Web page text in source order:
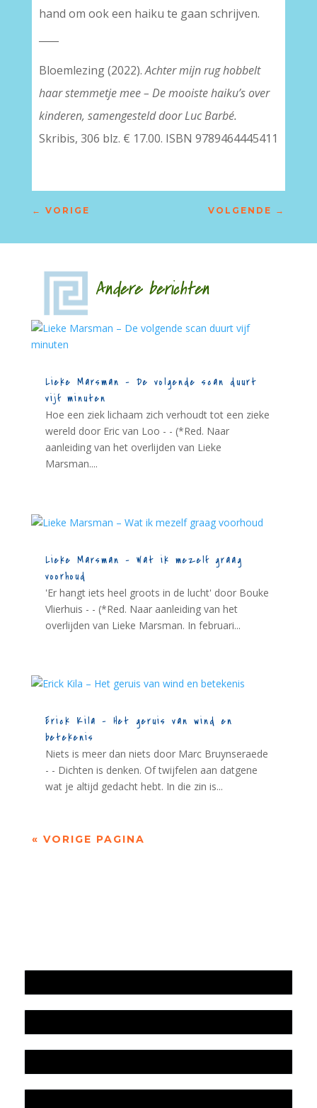
hand om ook een haiku te gaan schrijven.
Bloemlezing (2022).Achter mijn rug hobbelt
haar stemmetje mee – De mooiste haiku’s over
kinderen, samengesteld door Luc Barbé.
Skribis, 306 blz. € 17.00. ISBN 9789464445411
← VORIGE VOLGENDE →
Andere berichten
Lieke Marsman – De volgende scan duurt
vijf minuten
Hoe een ziek lichaam zich verhoudt tot een zieke
wereld door Eric van Loo - - (*Red. Naar
aanleiding van het overlijden van Lieke
Marsman....
Lieke Marsman – Wat ik mezelf graag
voorhoud
'Er hangt iets heel groots in de lucht' door Bouke
Vlierhuis - - (*Red. Naar aanleiding van het
overlijden van Lieke Marsman. In februari...
Erick Kila – Het geruis van wind en
betekenis
Niets is meer dan niets door Marc Bruynseraede
- - Dichten is denken. Of twijfelen aan datgene
wat je altijd gedacht hebt. In die zin is...
« VORIGE PAGINA